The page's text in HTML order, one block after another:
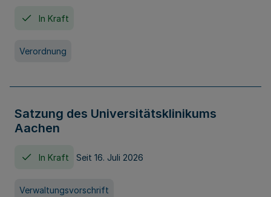
In Kraft
Verordnung
Satzung des Universitätsklinikums
Aachen
In Kraft Seit 16. Juli 2026
Verwaltungsvorschrift